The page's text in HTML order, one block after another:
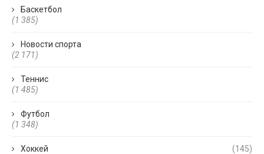
Баскетбол
(1 385)
Новости спорта
(2 171)
Теннис
(1 485)
Футбол
(1 348)
Хоккей (145)